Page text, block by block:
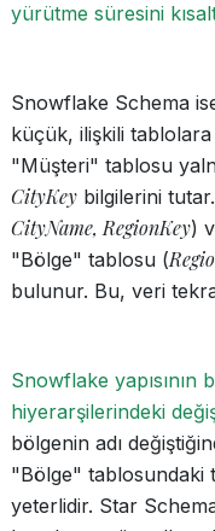
yürütme süresini
Snowflake Schema
küçük, ilişkili
"Müşteri" tablosu
CityKey bilgilerini
CityName, RegionKey)
"Bölge" tablosu (
bulunur. Bu, veri
Snowflake yapısının
hiyerarşilerindeki
bölgenin adı
"Bölge" tablosundaki
yeterlidir. Star